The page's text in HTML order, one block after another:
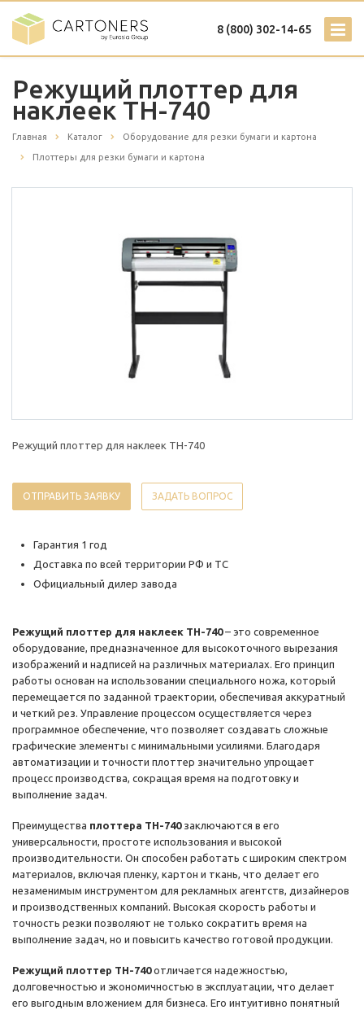
8 (800) 302-14-65
Режущий плоттер для
наклеек TH-740
Главная Каталог Оборудование для резки бумаги и картона
Плоттеры для резки бумаги и картона
Режущий плоттер для наклеек TH-740
ОТПРАВИТЬ ЗАЯВКУ ЗАДАТЬ ВОПРОС
Гарантия 1 год
Доставка по всей территории РФ и ТС
Официальный дилер завода
Режущий плоттер для наклеек TH-740– это современное
оборудование, предназначенное для высокоточного вырезания
изображений и надписей на различных материалах. Его принцип
работы основан на использовании специального ножа, который
перемещается по заданной траектории, обеспечивая аккуратный
и четкий рез. Управление процессом осуществляется через
программное обеспечение, что позволяет создавать сложные
графические элементы с минимальными усилиями. Благодаря
автоматизации и точности плоттер значительно упрощает
процесс производства, сокращая время на подготовку и
выполнение задач.
Преимущества плоттера TH-740заключаются в его
универсальности, простоте использования и высокой
производительности. Он способен работать с широким спектром
материалов, включая пленку, картон и ткань, что делает его
незаменимым инструментом для рекламных агентств, дизайнеров
и производственных компаний. Высокая скорость работы и
точность резки позволяют не только сократить время на
выполнение задач, но и повысить качество готовой продукции.
Режущий плоттер TH-740отличается надежностью,
долговечностью и экономичностью в эксплуатации, что делает
его выгодным вложением для бизнеса. Его интуитивно понятный